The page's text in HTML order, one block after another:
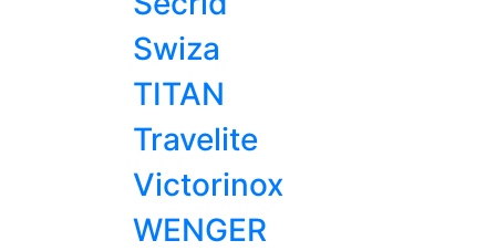
Swiza
TITAN
Travelite
Victorinox
WENGER